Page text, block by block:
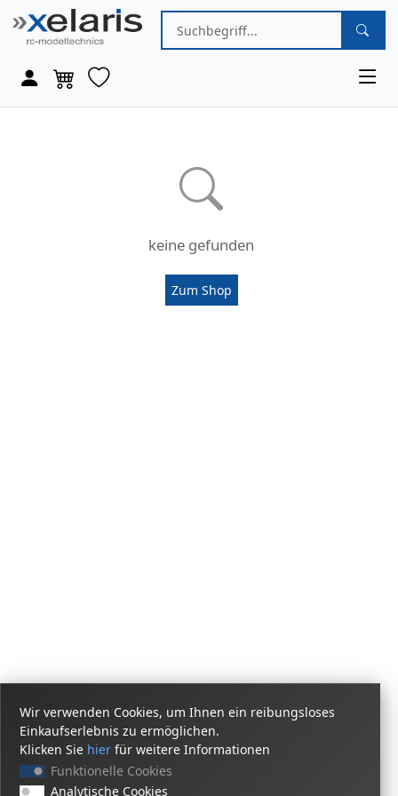
keine gefunden
Zum Shop
Wir verwenden Cookies, um Ihnen ein reibungsloses
Einkaufserlebnis zu ermöglichen.
Klicken Sie hier für weitere Informationen
Funktionelle Cookies
Analytische Cookies